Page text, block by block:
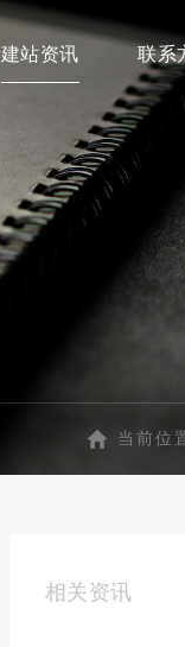
建站资讯 联系
当前位
相关资讯